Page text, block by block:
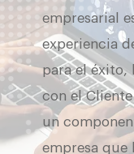
empresarial
experiencia
para el éxito,
con el
un
empresa que